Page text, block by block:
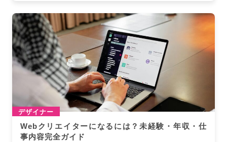
デザイナー
Webクリエイターになるには？未経験・年収・仕
事内容完全ガイド